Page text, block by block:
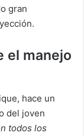
gran
el manejo
hace un
del joven
todos los